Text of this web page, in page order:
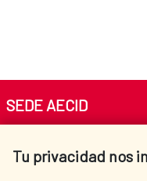
Tu privacidad nos
SEDE AECID
Tel. +34 900 20 30 54​​​​​​​